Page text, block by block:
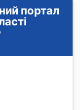
портал